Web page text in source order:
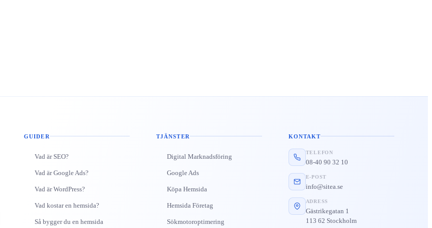
GUIDER
Vad är SEO?
Vad är Google Ads?
Vad är WordPress?
Vad kostar en hemsida?
Så bygger du en hemsida
TJÄNSTER
Digital Marknadsföring
Google Ads
Köpa Hemsida
Hemsida Företag
Sökmotoroptimering
KONTAKT
TELEFON
08-40 90 32 10
E-POST
info@sitea.se
ADRESS
Gästrikegatan 1
113 62 Stockholm